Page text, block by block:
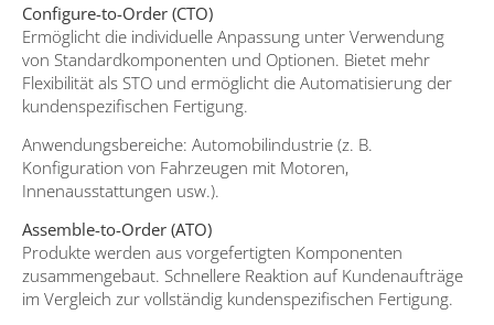
Configure-to-Order (CTO)
Ermöglicht die individuelle Anpassung unter Verwendung
von Standardkomponenten und Optionen. Bietet mehr
Flexibilität als STO und ermöglicht die Automatisierung der
kundenspezifischen Fertigung.
Anwendungsbereiche: Automobilindustrie (z. B.
Konfiguration von Fahrzeugen mit Motoren,
Innenausstattungen usw.).
Assemble-to-Order (ATO)
Produkte werden aus vorgefertigten Komponenten
zusammengebaut. Schnellere Reaktion auf Kundenaufträge
im Vergleich zur vollständig kundenspezifischen Fertigung.